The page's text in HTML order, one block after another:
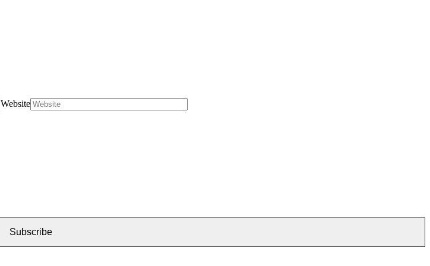
Website
Subscribe